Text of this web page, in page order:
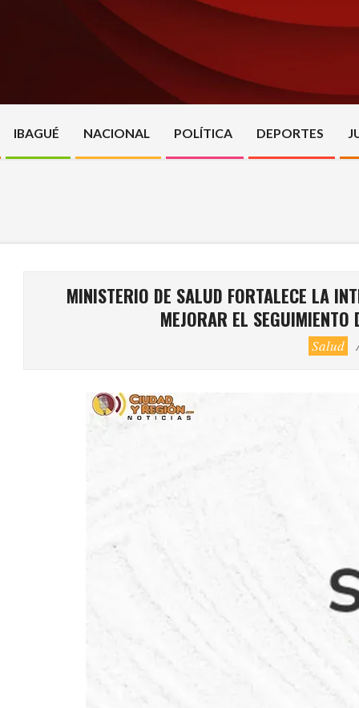
IBAGUÉ NACIONAL POLÍTICA DEPORTES
MINISTERIO DE SALUD FORTALECE LA
MEJORAR EL SEGUIMIENTO
Salud